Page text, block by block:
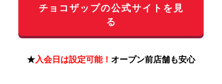
チョコザップの公式サイトを見
る
★入会日は設定可能！ オープン前店舗も安心